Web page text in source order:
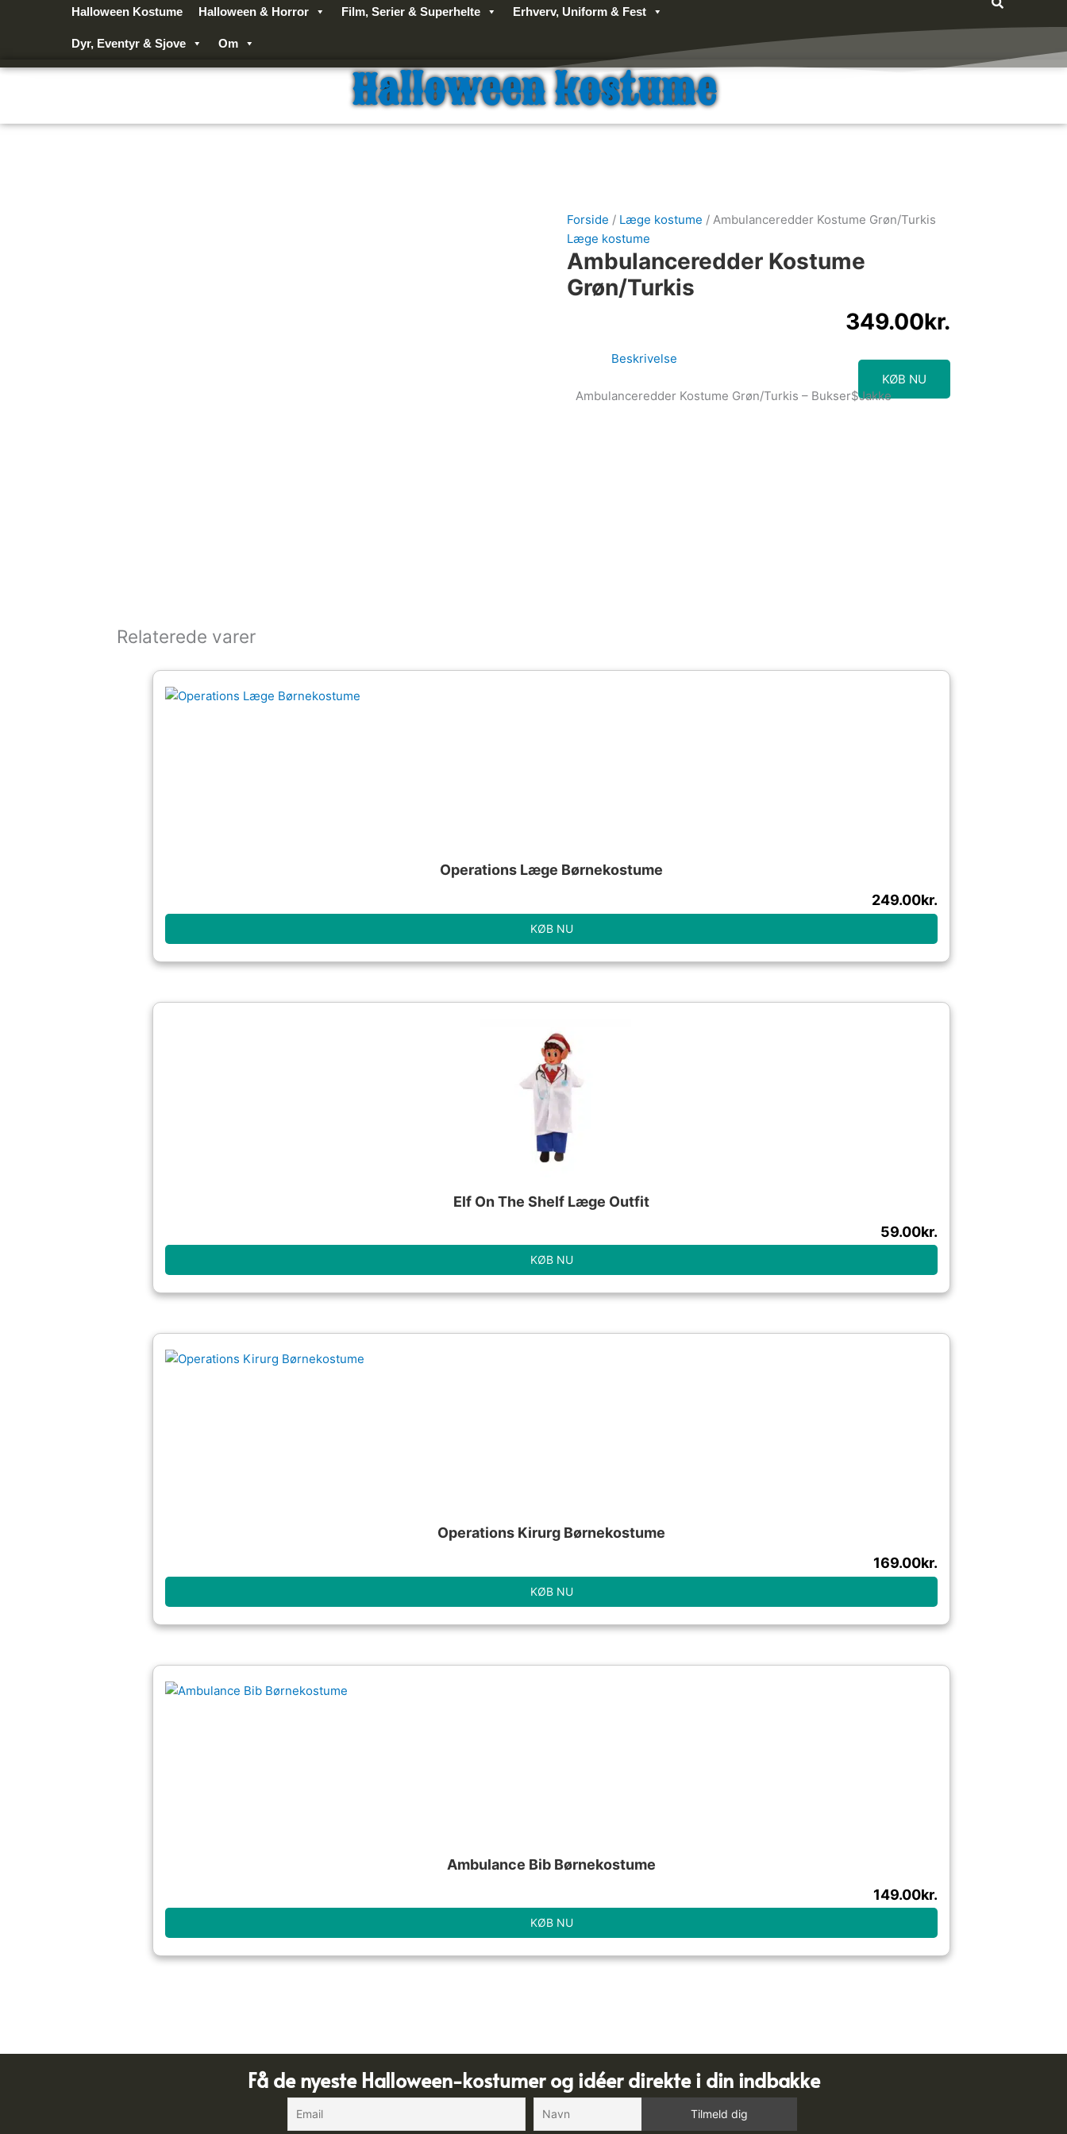
Halloween Kostume Halloween & Horror Film, Serier & Superhelte Erhverv, Uniform & Fest
Dyr, Eventyr & Sjove Om
Halloween kostume
Forside / Læge kostume / Ambulanceredder Kostume Grøn/Turkis
Læge kostume
Ambulanceredder Kostume
Grøn/Turkis
349.00kr.
KØB NU
Beskrivelse
Ambulanceredder Kostume Grøn/Turkis – Bukser$Jakke
Relaterede varer
Operations Læge Børnekostume
249.00kr.
KØB NU
Elf On The Shelf Læge Outfit
59.00kr.
KØB NU
Operations Kirurg Børnekostume
169.00kr.
KØB NU
Ambulance Bib Børnekostume
149.00kr.
KØB NU
Få de nyeste Halloween-kostumer og idéer direkte i din indbakke